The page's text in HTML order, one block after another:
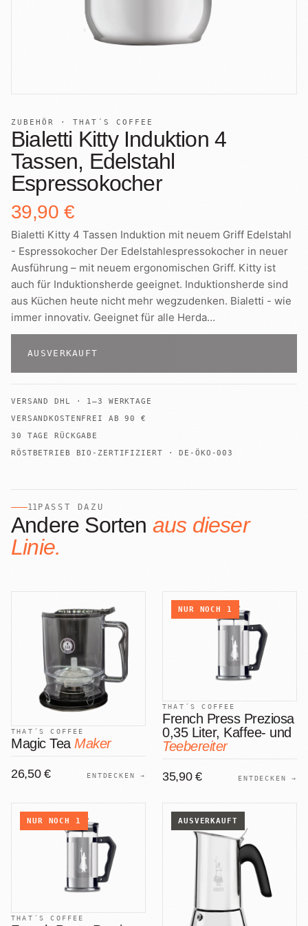
Lohnabfüllung für Röster
Geschenkideen
Fonte Blends
Alle Produkte
Laden
09 Reparatur
10 Kurse
ZUBEHÖR · THAT´S COFFEE
Bialetti Kitty Induktion 4
Tassen, Edelstahl
Espressokocher
39,90 €
Bialetti Kitty 4 Tassen Induktion mit neuem Griff Edelstahl
- Espressokocher Der Edelstahlespressokocher in neuer
Ausführung – mit neuem ergonomischen Griff. Kitty ist
auch für Induktionsherde geeignet. Induktionsherde sind
aus Küchen heute nicht mehr wegzudenken. Bialetti - wie
immer innovativ. Geeignet für alle Herda…
AUSVERKAUFT
VERSANDDHL · 1–3 WERKTAGE
VERSANDKOSTENFREI AB90
€
30 TAGE RÜCKGABE
RÖSTBETRIEB BIO-ZERTIFIZIERT · DE-ÖKO-003
11 PASST DAZU
Andere Sorten aus dieser
Linie.
THAT´S COFFEE
Magic Tea Maker
26,50 € ENTDECKEN →
NUR NOCH 1
THAT´S COFFEE
French Press Preziosa
0,35 Liter, Kaffee- und
Teebereiter
35,90 € ENTDECKEN →
NUR NOCH 1
THAT´S COFFEE
AUSVERKAUFT